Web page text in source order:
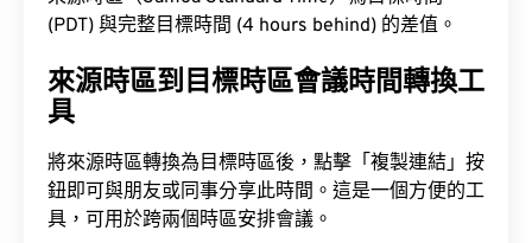
(PDT) 與完整目標時間 (4 hours behind) 的差值。
來源時區到目標時區會議時間轉換工
具
將來源時區轉換為目標時區後，點擊「複製連結」按
鈕即可與朋友或同事分享此時間。這是一個方便的工
具，可用於跨兩個時區安排會議。